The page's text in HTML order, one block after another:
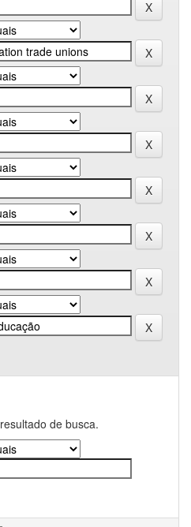
de busca.